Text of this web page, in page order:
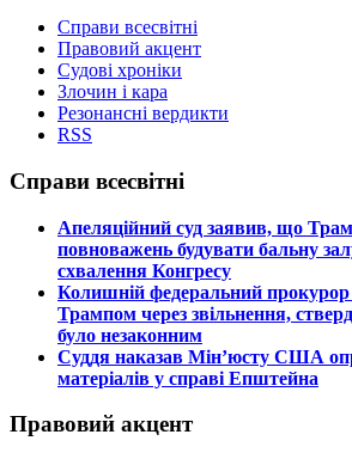
Справи всесвітні
Правовий акцент
Судові хроніки
Злочин і кара
Резонансні вердикти
RSS
Справи всесвітні
​Апеляційний суд заявив, що
повноважень будувати бальну
схвалення Конгресу
​Колишній федеральний прокурор
Трампом через звільнення,
було незаконним
​Суддя наказав Мін’юсту США
матеріалів у справі Епштейна
Правовий акцент